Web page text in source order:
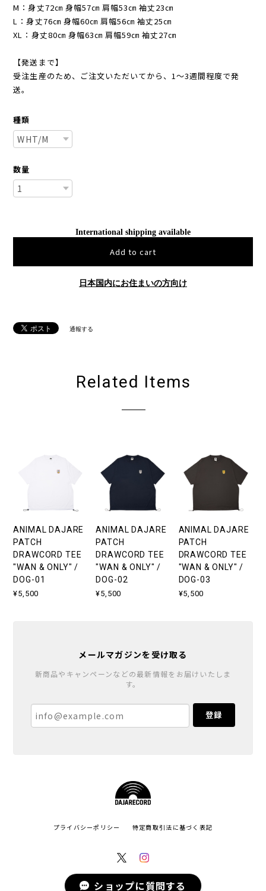
M：身丈72㎝ 身幅57㎝ 肩幅53㎝ 袖丈23㎝
L：身丈76㎝ 身幅60㎝ 肩幅56㎝ 袖丈25㎝
XL：身丈80㎝ 身幅63㎝ 肩幅59㎝ 袖丈27㎝
【発送まで】
受注生産のため、ご注文いただいてから、1～3週間程度で発
送。
種類
数量
International shipping available
Add to cart
日本国内にお住まいの方向け
通報する
Related Items
ANIMAL DAJARE
PATCH
DRAWCORD TEE
"WAN & ONLY" /
DOG-01
¥5,500
ANIMAL DAJARE
PATCH
DRAWCORD TEE
"WAN & ONLY" /
DOG-02
¥5,500
ANIMAL DAJARE
PATCH
DRAWCORD TEE
"WAN & ONLY" /
DOG-03
¥5,500
メールマガジンを受け取る
新商品やキャンペーンなどの最新情報をお届けいたしま
す。
登録
プライバシーポリシー 特定商取引法に基づく表記
© DAJARECORD All rights reserved.
ショップに質問する